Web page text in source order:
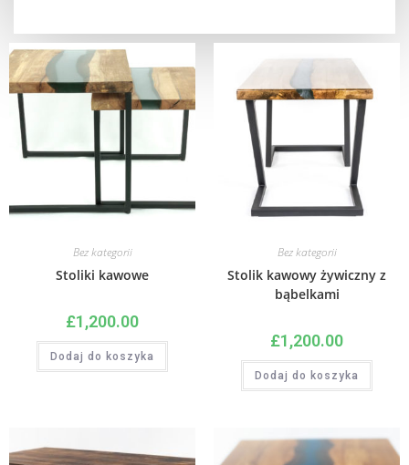
Bez kategorii
Stoliki kawowe
£1,200.00
Dodaj do koszyka
Bez kategorii
Stolik kawowy żywiczny z
bąbelkami
£1,200.00
Dodaj do koszyka